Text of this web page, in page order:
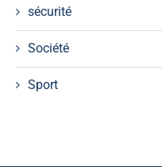
sécurité
Société
Sport